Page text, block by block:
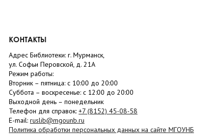
КОНТАКТЫ
Адрес Библиотеки: г. Мурманск,
ул. Софьи Перовской, д. 21А
Режим работы:
Вторник – пятница: с 10:00 до 20:00
Суббота – воскресенье: c 12:00 до 20:00
Выходной день – понедельник
Телефон для справок: +7 (8152) 45-08-58
E-mail: ruslib@mgounb.ru
Политика обработки персональных данных на сайте МГОУНБ